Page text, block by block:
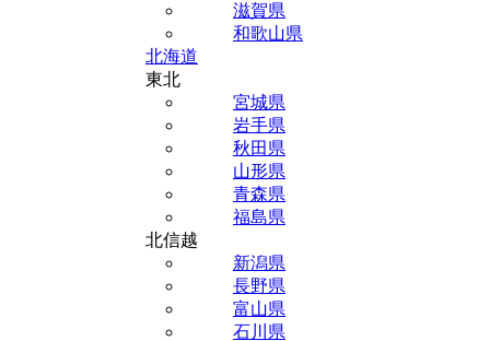
滋賀県
和歌山県
北海道
東北
宮城県
岩手県
秋田県
山形県
青森県
福島県
北信越
新潟県
長野県
富山県
石川県